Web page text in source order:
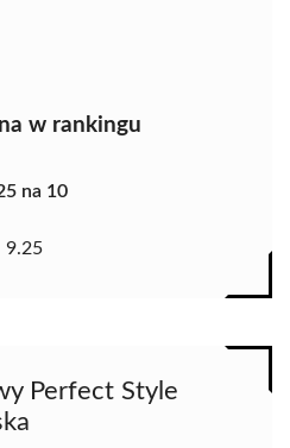
w rankingu
na 10
9.25
Perfect Style